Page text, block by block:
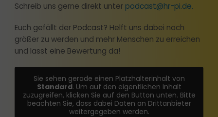
Schreib uns gerne direkt unter podcast@hr-pi.de.
Euch gefällt der Podcast? Helft uns dabei noch
größer zu werden und mehr Menschen zu erreichen
und lasst eine Bewertung da!
Sie sehen gerade einen Platzhalterinhalt von
Standard. Um auf den eigentlichen Inhalt
zuzugreifen, klicken Sie auf den Button unten. Bitte
beachten Sie, dass dabei Daten an Drittanbieter
weitergegeben werden.